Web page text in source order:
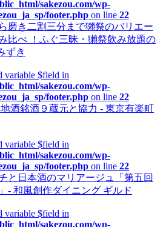
sakezou.com/wp-
footer.php on line 22
磨き二割三分まで獺祭のバリエー
比べ ！ふぐ三昧・獺祭飲み放題の
ずき
variable $field in
sakezou.com/wp-
footer.php on line 22
酒銘酒９蔵元と協力 - 東京有楽町
variable $field in
sakezou.com/wp-
footer.php on line 22
と日本酒のマリアージュ「第五回
- 和風創作ダイニング ギルド
variable $field in
sakezou.com/wp-